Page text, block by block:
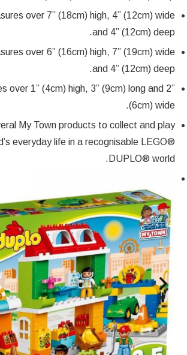
over 7” (18cm) high, 4” (12cm) wide
and 4” (12cm) deep.
over 6” (16cm) high, 7” (19cm) wide
and 4” (12cm) deep.
over 1” (4cm) high, 3” (9cm) long and 2”
(6cm) wide.
My Town products to collect and play
everyday life in a recognisable LEGO®
DUPLO® world.